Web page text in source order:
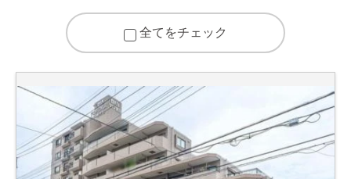
全てをチェック